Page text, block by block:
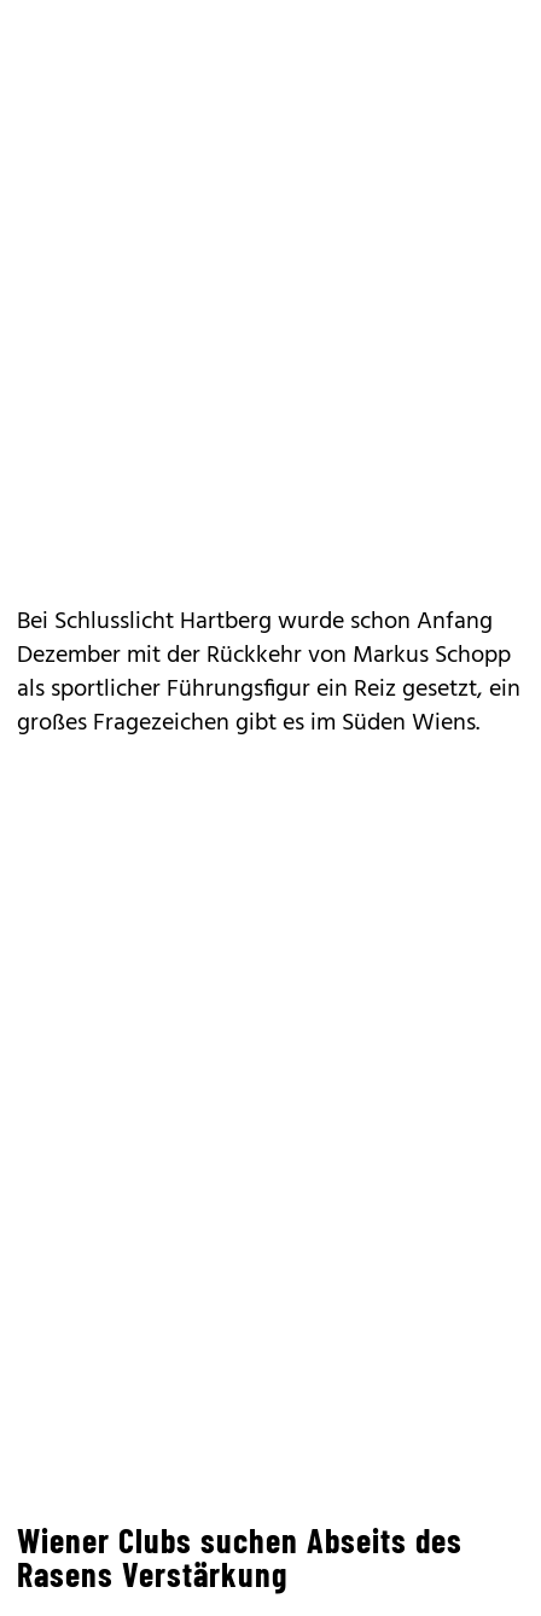
Bei Schlusslicht Hartberg wurde schon Anfang
Dezember mit der Rückkehr von Markus Schopp
als sportlicher Führungsfigur ein Reiz gesetzt, ein
großes Fragezeichen gibt es im Süden Wiens.
Wiener Clubs suchen Abseits des
Rasens Verstärkung